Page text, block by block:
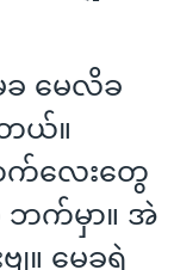
ခ မေလိခ
တယ်။
က်လေးတွေ
ဘက်မှာ။ အဲ
ျ။ မေခရဲ့